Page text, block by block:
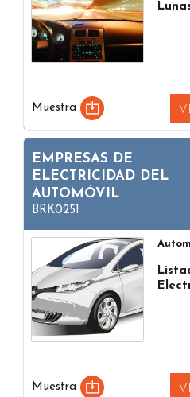
Muestra
EMPRESAS DE
ELECTRICIDAD DEL
AUTOMÓVIL
BRK0251
Muestra